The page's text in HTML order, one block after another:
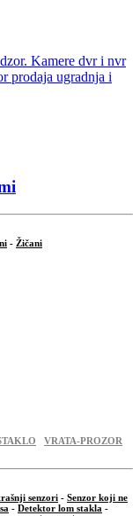
- Žičani
VRATA-PROZOR
senzori - Senzor koji ne
- Detektor lom stakla -